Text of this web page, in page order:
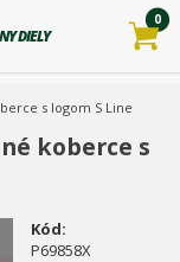
DIELY
0
s logom S Line
koberce s
Kód:
P69858X